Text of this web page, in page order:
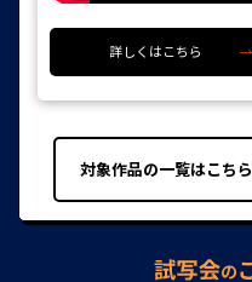
詳しくはこちら
対象作品の一覧はこちら